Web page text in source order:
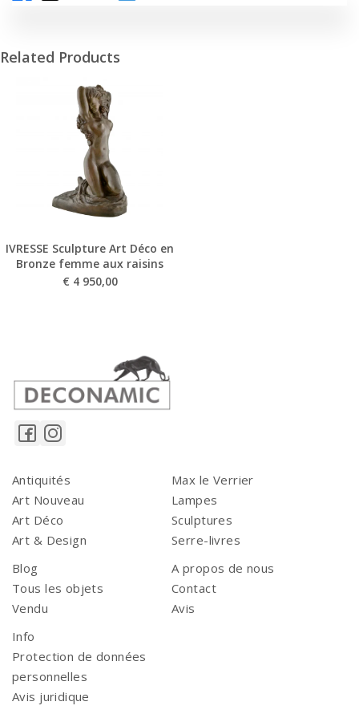
Related Products
IVRESSE Sculpture Art Déco en
Bronze femme aux raisins
€ 4 950,00
Antiquités
Art Nouveau
Art Déco
Art & Design
Max le Verrier
Lampes
Sculptures
Serre-livres
Blog
Tous les objets
Vendu
A propos de nous
Contact
Avis
Info
Protection de données
personnelles
Avis juridique